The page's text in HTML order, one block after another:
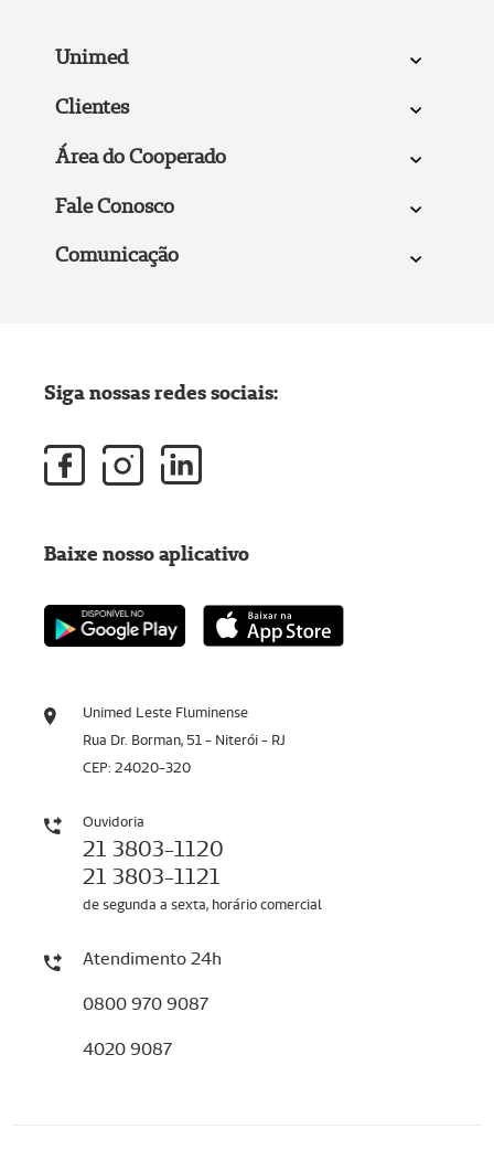
Unimed
Clientes
Área do Cooperado
Fale Conosco
Comunicação
Unimed Leste Fluminense
Rua Dr. Borman, 51 - Niterói - RJ
CEP: 24020-320
Ouvidoria
21 3803-1120
21 3803-1121
de segunda a sexta, horário comercial
Atendimento 24h
0800 970 9087
4020 9087
Siga nossas redes sociais:
Baixe nosso aplicativo